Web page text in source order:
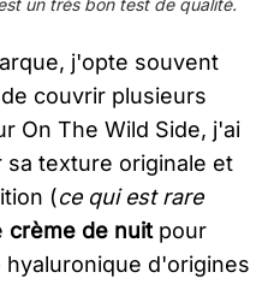
un très bon test de qualité.
j'opte souvent
couvrir plusieurs
On The Wild Side, j'ai
sa texture originale et
(ce qui est rare
crème de nuit pour
d'origines